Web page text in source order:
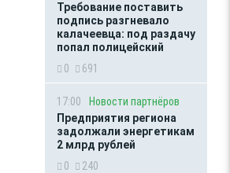
Требование поставить
подпись разгневало
калачеевца: под раздачу
попал полицейский
0
691
17:00
Новости партнёров
Предприятия региона
задолжали энергетикам
2 млрд рублей
0
240